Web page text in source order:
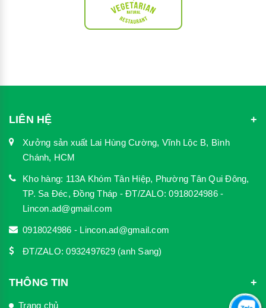
LIÊN HỆ
Xưởng sản xuất Lai Hùng Cường, Vĩnh Lộc B, Bình
Chánh, HCM
Kho hàng: 113A Khóm Tân Hiệp, Phường Tân Qui Đông,
TP. Sa Đéc, Đồng Tháp - ĐT/ZALO: 0918024986 -
Lincon.ad@gmail.com
0918024986 - Lincon.ad@gmail.com
ĐT/ZALO: 0932497629 (anh Sang)
THÔNG TIN
Trang chủ